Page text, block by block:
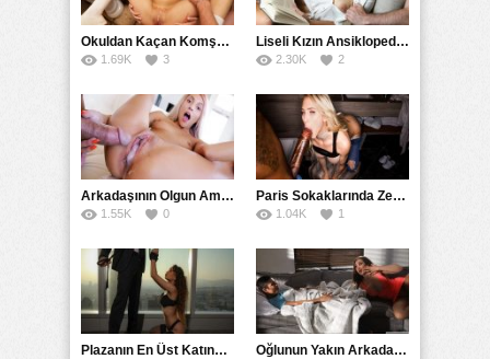
18+ Yaş,Asyalı ,Banyo Duş, Büyük Meme,Filmler,Full HD
,
Genç,Grup,Hikayeler, Latin ,Oral Seks,Pornhub,
Rokettube ,Sarışın,Şişman Tombul,Toplu,Uzun Konulu,
Yabancı,Yetişkin
Okuldan Kaçan Komşu Kızını Bakire Sanıp Götten Sikti
1.69K 3
Liseli Kızın Ansiklopedisini Kitap Gibi Tane Tane Okudu
2.30K 2
Arkadaşının Olgun Amcasına Siktirip İçine Boşalmasını İstedi
1.55K 0
Paris Sokaklarında Zenci Yarağını Gırtlağına Kadar İndirdi
1.04K 1
Plazanın En Üst Katında Üst Seviye Köle Fantezisi Sikişi Oğlunun Yakın Arkadaşına Yorgan Altından Sulanan Milf